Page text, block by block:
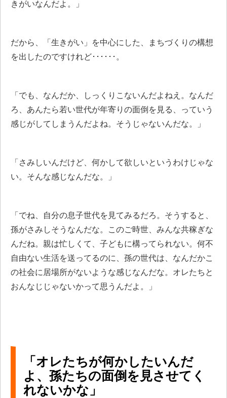
きがいなんだよ。」
だから、「生きがい」を中心にした、まちづくりの構想
を出したのですけれど･･････。
「でも、なんだか、しっくりこないんだよねえ。なんだ
ろ、あんたら若い世代が年寄りの面倒を見る、っていう
感じがしてしまうんだよね。そうじゃないんだな。」
「さみしいんだけど、何かして欲しいというわけじゃな
い。そんな感じなんだな。」
「でね、自分の息子世代を見てみるだろ。そうすると、
孫がさみしそうなんだな。このご時世、みんな共稼ぎな
んだね。親は忙しくて、子どもに構ってられない。何不
自由ない生活を送ってるのに、孫の世代は、なんだかこ
の社会に居場所がないような感じなんだな。オレたちと
おんなじじゃないかって思うんだよ。」
「オレたちが何かしたいんだ
よ、孫たちの面倒を見させてく
れないかな」